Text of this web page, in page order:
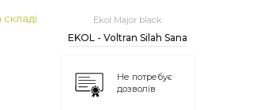
Ekol Major black
EKOL - Voltran Silah Sana
Не потребує
дозволів